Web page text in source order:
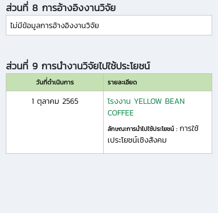
ส่วนที่ 8 การอ้างอิงงานวิจัย
ไม่มีข้อมูลการอ้างอิงงานวิจัย
ส่วนที่ 9 การนำงานวิจัยไปใช้ประโยชน์
วันที่ดำเนินการ รายละเอียด
1 ตุลาคม 2565
โรงงาน YELLOW BEAN
COFFEE
ลักษณะการนำไปใช้ประโยชน์ : การใช้
เประโยชน์เชิงสังคม